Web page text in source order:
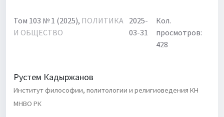
Том 103 № 1 (2025), ПОЛИТИКА
И ОБЩЕСТВО
2025-
03-31
Кол.
просмотров:
428
Рустем Кадыржанов
Институт философии, политологии и религиоведения КН
МНВО РК